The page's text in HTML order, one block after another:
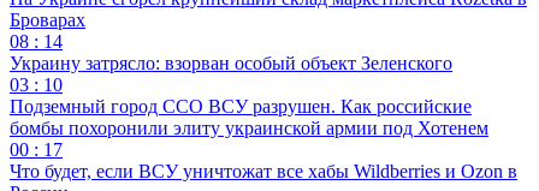
Броварах
08 : 14
Украину затрясло: взорван особый объект Зеленского
03 : 10
Подземный город ССО ВСУ разрушен. Как российские
бомбы похоронили элиту украинской армии под Хотенем
00 : 17
Что будет, если ВСУ уничтожат все хабы Wildberries и Ozon в